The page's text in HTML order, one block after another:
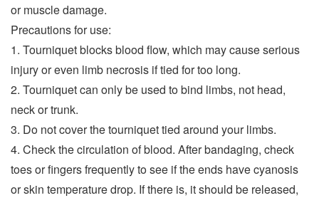
or muscle damage.
Precautions for use:
1. Tourniquet blocks blood flow, which may cause serious
injury or even limb necrosis if tied for too long.
2. Tourniquet can only be used to bind limbs, not head,
neck or trunk.
3. Do not cover the tourniquet tied around your limbs.
4. Check the circulation of blood. After bandaging, check
toes or fingers frequently to see if the ends have cyanosis
or skin temperature drop. If there is, it should be released,